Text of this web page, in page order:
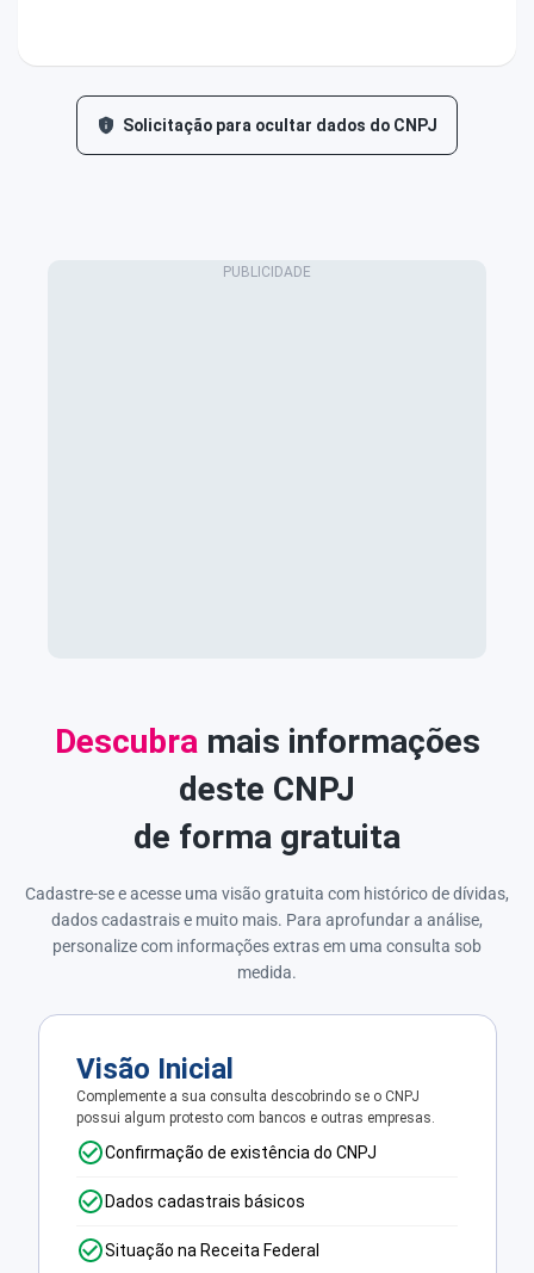
Solicitação para ocultar dados do CNPJ
Descubra mais informações
deste CNPJ
de forma gratuita
Cadastre-se e acesse uma visão gratuita com histórico de dívidas,
dados cadastrais e muito mais. Para aprofundar a análise,
personalize com informações extras em uma consulta sob
medida.
Visão Inicial
Complemente a sua consulta descobrindo se o CNPJ
possui algum protesto com bancos e outras empresas.
Confirmação de existência do CNPJ
Dados cadastrais básicos
Situação na Receita Federal